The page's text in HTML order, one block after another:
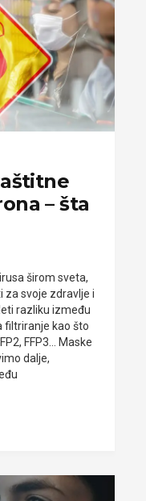
– šta
širom sveta,
za svoje zdravlje i
razliku između
filtriranje kao što
FFP3… Maske
dalje,